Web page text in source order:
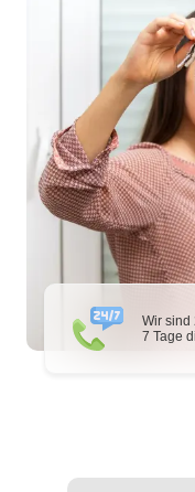
Wir sind
7 Tage